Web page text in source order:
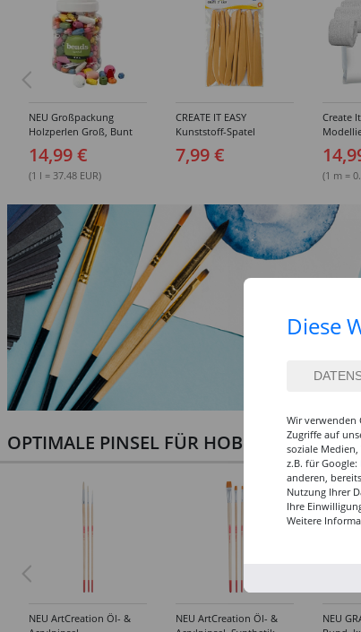
NEU Großpackung
Holzperlen Groß, Bunt
Sortiert, 400 ml Eimer
14,99 €
(1 l = 37.48 EUR)
CREATE IT EASY
Kunststoff-Spatel
Sortiment, 14 Stück
7,99 €
Create
3m
(1 m =
OPTIMALE PINSEL FÜR HOBBY & KUNST
NEU ArtCreation Öl- &
NEU ArtCreation Öl- &
NEU
Diese
Wir verwenden
Zugriffe auf
soziale
z.B. für Google:
anderen,
Nutzung Ihrer
Ihre
Weitere